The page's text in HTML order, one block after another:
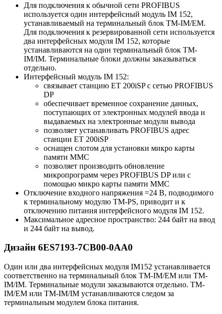
Для подключения к обычной сети PROFIBUS
используется один интерфейсный модуль IM 152,
устанавливаемый на терминальный блок TM-IM/EM.
Для подключения к резервированной сети используется
два интерфейсных модуля IM 152, которые
устанавливаются на один терминальный блок TM-
IM/IM. Терминальные блоки должны заказываться
отдельно.
Интерфейсный модуль IM 152:
связывает станцию ET 200iSP с сетью PROFIBUS
DP
обеспечивает временное сохранение данных,
поступающих от электронных модулей ввода и
выдаваемых на электронные модули вывода
позволяет устанавливать PROFIBUS адрес
станции ET 200iSP
оснащен слотом для установки микро карты
памяти MMC
позволяет производить обновление
микропрограмм через PROFIBUS DP или с
помощью микро карты памяти MMC
Отключение входного напряжения =24 В, подводимого
к терминальному модулю TM-PS, приводит и к
отключению питания интерфейсного модуля IM 152.
Максимальное адресное пространство: 244 байт на ввод
и 244 байт на вывод.
Дизайн 6ES7193-7CB00-0AA0
Один или два интерфейсных модуля IM152 устанавливается
соответственно на терминальный блок TM-IM/EM или TM-
IM/IM. Терминальные модули заказываются отдельно. TM-
IM/EM или TM-IM/IM устанавливаются следом за
терминальным модулем блока питания.